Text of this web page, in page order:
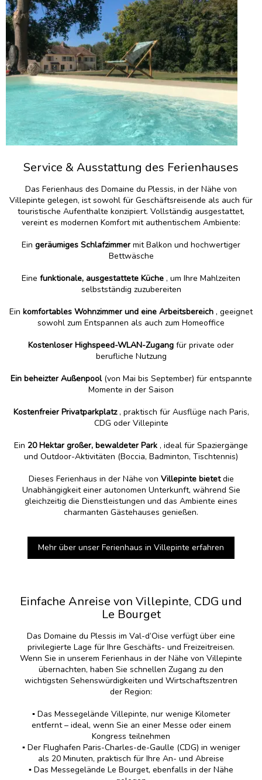
Service & Ausstattung des Ferienhauses
Das Ferienhaus des Domaine du Plessis, in der Nähe von
Villepinte gelegen, ist sowohl für Geschäftsreisende als auch für
touristische Aufenthalte konzipiert. Vollständig ausgestattet,
vereint es modernen Komfort mit authentischem Ambiente:
Ein geräumiges Schlafzimmermit Balkon und hochwertiger
Bettwäsche
Eine funktionale, ausgestattete Küche , um Ihre Mahlzeiten
selbstständig zuzubereiten
Ein komfortables Wohnzimmer und eine Arbeitsbereich , geeignet
sowohl zum Entspannen als auch zum Homeoffice
Kostenloser Highspeed-WLAN-Zugang für private oder
berufliche Nutzung
Ein beheizter Außenpool(von Mai bis September) für entspannte
Momente in der Saison
Kostenfreier Privatparkplatz, praktisch für Ausflüge nach Paris,
CDG oder Villepinte
Ein 20 Hektar großer, bewaldeter Park , ideal für Spaziergänge
und Outdoor-Aktivitäten (Boccia, Badminton, Tischtennis)
Dieses Ferienhaus in der Nähe von Villepinte bietetdie
Unabhängigkeit einer autonomen Unterkunft, während Sie
gleichzeitig die Dienstleistungen und das Ambiente eines
charmanten Gästehauses genießen.
Mehr über unser Ferienhaus in Villepinte erfahren
Einfache Anreise von Villepinte, CDG und
Le Bourget
Das Domaine du Plessis im Val-d’Oise verfügt über eine
privilegierte Lage für Ihre Geschäfts- und Freizeitreisen.
Wenn Sie in unserem Ferienhaus in der Nähe von Villepinte
übernachten, haben Sie schnellen Zugang zu den
wichtigsten Sehenswürdigkeiten und Wirtschaftszentren
der Region:
▪️ Das Messegelände Villepinte, nur wenige Kilometer
entfernt – ideal, wenn Sie an einer Messe oder einem
Kongress teilnehmen
▪️ Der Flughafen Paris-Charles-de-Gaulle (CDG) in weniger
als 20 Minuten, praktisch für Ihre An- und Abreise
▪️ Das Messegelände Le Bourget, ebenfalls in der Nähe